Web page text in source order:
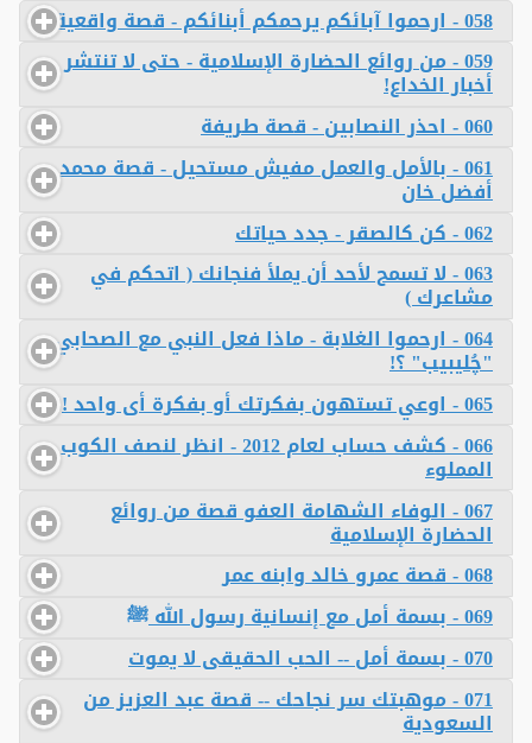
058 - ارحموا آبائكم يرحمكم أبنائكم - قصة واقعية
059 - من روائع الحضارة الإسلامية - حتى لا تنتشر
أخبار الخداع!
060 - احذر النصابين - قصة طريفة
061 - بالأمل والعمل مفيش مستحيل - قصة محمد
أفضل خان
062 - كن كالصقر - جدد حياتك
063 - لا تسمح لأحد أن يملأ فنجانك ( اتحكم في
مشاعرك )
064 - ارحموا الغلابة - ماذا فعل النبي مع الصحابي
"چُليبيب" ؟!
065 - اوعي تستهون بفكرتك أو بفكرة أى واحد !
066 - كشف حساب لعام 2012 - انظر لنصف الكوب
المملوء
067 - الوفاء الشهامة العفو قصة من روائع
الحضارة الإسلامية
068 - قصة عمرو خالد وابنه عمر
069 - بسمة أمل مع إنسانية رسول الله ﷺ
070 - بسمة أمل -- الحب الحقيقى لا يموت
071 - موهبتك سر نجاحك -- قصة عبد العزيز من
السعودية